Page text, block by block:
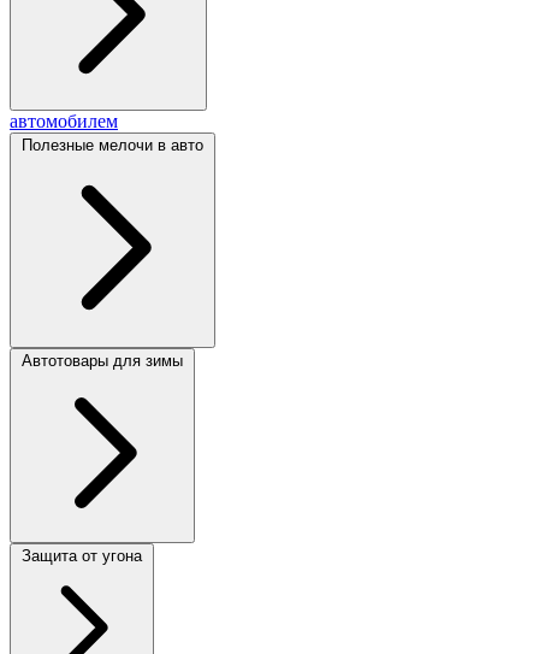
автомобилем
Полезные мелочи в авто
Автотовары для зимы
Защита от угона